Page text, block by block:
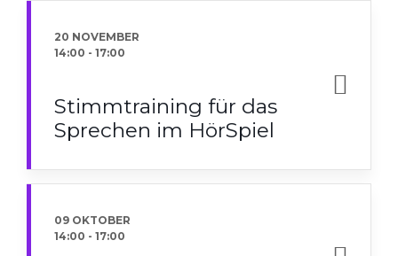
20 NOVEMBER
14:00 - 17:00
Stimmtraining für das
Sprechen im HörSpiel
09 OKTOBER
14:00 - 17:00